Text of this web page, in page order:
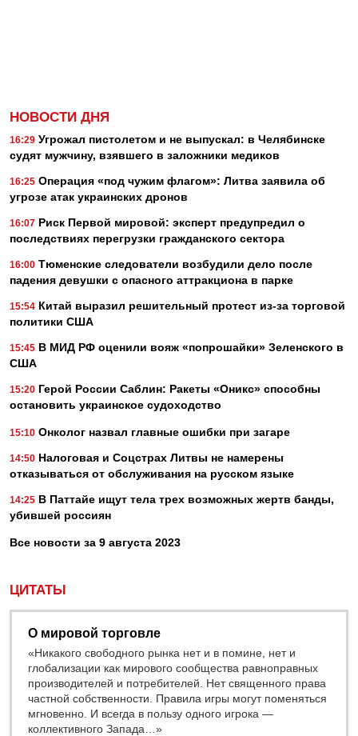
НОВОСТИ ДНЯ
16:29 Угрожал пистолетом и не выпускал: в Челябинске
судят мужчину, взявшего в заложники медиков
16:25 Операция «под чужим флагом»: Литва заявила об
угрозе атак украинских дронов
16:07 Риск Первой мировой: эксперт предупредил о
последствиях перегрузки гражданского сектора
16:00 Тюменские следователи возбудили дело после
падения девушки с опасного аттракциона в парке
15:54 Китай выразил решительный протест из-за торговой
политики США
15:45 В МИД РФ оценили вояж «попрошайки» Зеленского в
США
15:20 Герой России Саблин: Ракеты «Оникс» способны
остановить украинское судоходство
15:10 Онколог назвал главные ошибки при загаре
14:50 Налоговая и Соцстрах Литвы не намерены
отказываться от обслуживания на русском языке
14:25 В Паттайе ищут тела трех возможных жертв банды,
убившей россиян
Все новости за 9 августа 2023
ЦИТАТЫ
О мировой торговле
«Никакого свободного рынка нет и в помине, нет и
глобализации как мирового сообщества равноправных
производителей и потребителей. Нет священного права
частной собственности. Правила игры могут поменяться
мгновенно. И всегда в пользу одного игрока —
коллективного Запада…»